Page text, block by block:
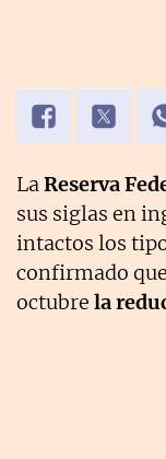
LaReserva
sus siglas en
intactos los
confirmado
octubre la